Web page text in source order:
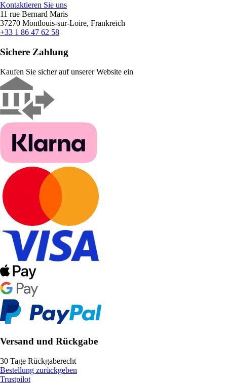
Kontaktieren Sie uns
11 rue Bernard Maris
37270 Montlouis-sur-Loire, Frankreich
+33 1 86 47 62 58
Sichere Zahlung
Kaufen Sie sicher auf unserer Website ein
Versand und Rückgabe
30 Tage Rückgaberecht
Bestellung zurückgeben
Trustpilot